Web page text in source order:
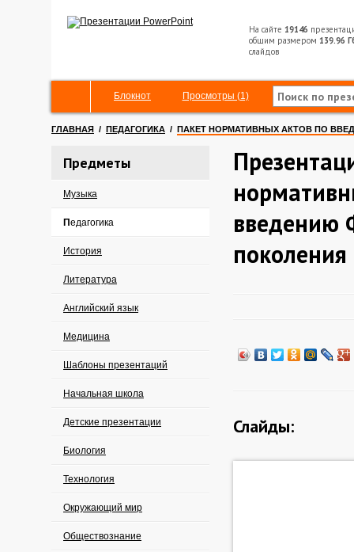
На сайте 19146
общим размером 139.96
слайдов
Блокнот Просмотры (1)
ГЛАВНАЯ / ПЕДАГОГИКА / ПАКЕТ НОРМАТИВНЫХ АКТОВ ПО
Предметы
Музыка
Педагогика
История
Литература
Английский язык
Медицина
Шаблоны презентаций
Начальная школа
Детские презентации
Биология
Технология
Окружающий мир
Обществознание
введению
поколения
Слайды: